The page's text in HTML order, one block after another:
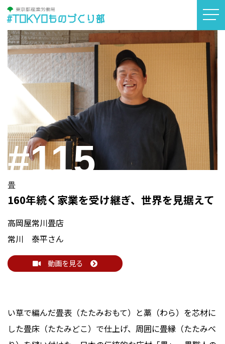
#TOKYOものづくり部
#115
畳
160年続く家業を受け継ぎ、世界を見据えて
高岡屋常川畳店
常川 泰平さん
動画を見る
い草で編んだ畳表（たたみおもて）と藁（わら）を芯材に
した畳床（たたみどこ）で仕上げ、周囲に畳縁（たたみべ